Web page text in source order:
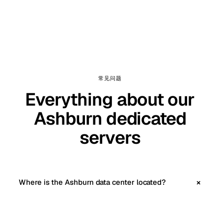
常见问题
Everything about our
Ashburn dedicated
servers
Where is the Ashburn data center located?